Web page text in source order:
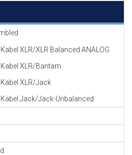
XLR/XLR Balanced ANALOG
XLR/Bantam
XLR/Jack
Jack/Jack-Unbalanced